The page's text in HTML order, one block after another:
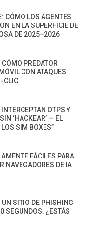
CÓMO LOS AGENTES
EN LA SUPERFICIE DE
DE 2025–2026
PREDATOR
CON ATAQUES
CLIC
OTPS Y
‘HACKEAR’ — EL
LOS SIM BOXES”
FÁCILES PARA
NAVEGADORES DE IA
SITIO DE PHISHING
SEGUNDOS. ¿ESTÁS